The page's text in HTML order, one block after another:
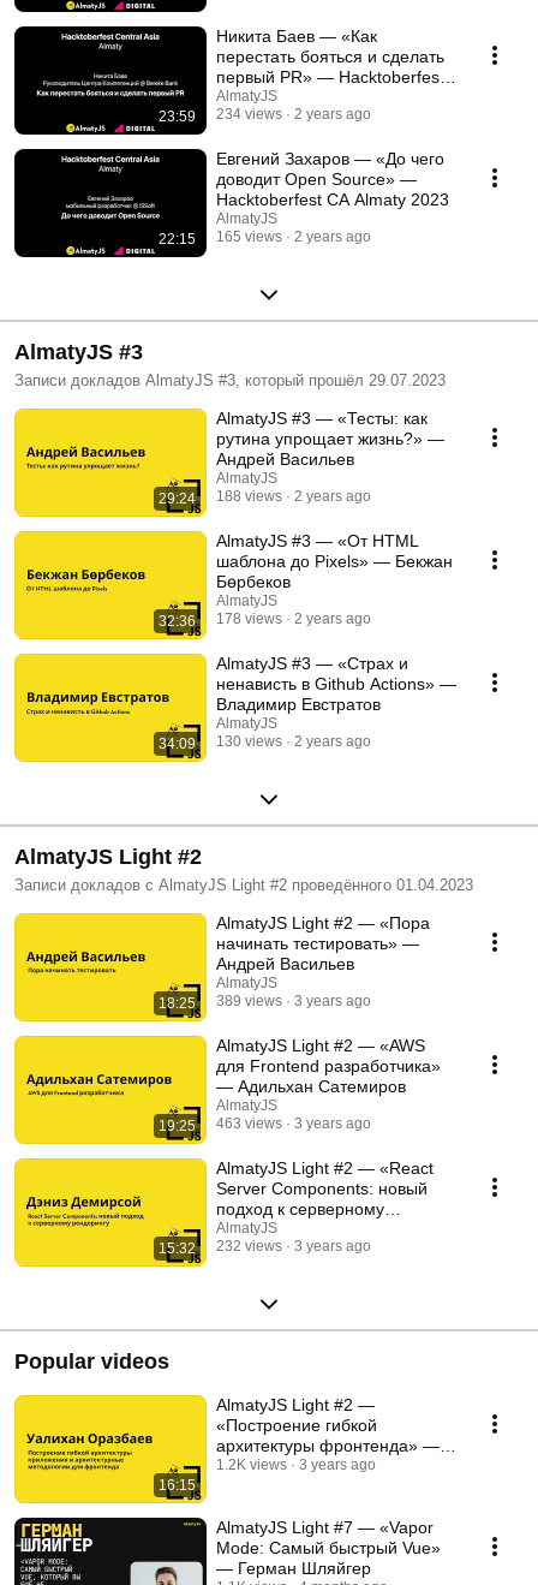
23:59
Никита Баев — «Как
перестать бояться и сделать
первый PR» — Hacktoberfest
CA Almaty 2023
AlmatyJS
234 views
2 years ago
22:15
Евгений Захаров — «До чего
доводит Open Source» —
Hacktoberfest CA Almaty 2023
AlmatyJS
165 views
2 years ago
AlmatyJS #3
Записи докладов AlmatyJS #3, который прошёл 29.07.2023
29:24
AlmatyJS #3 — «Тесты: как
рутина упрощает жизнь?» —
Андрей Васильев
AlmatyJS
188 views
2 years ago
32:36
AlmatyJS #3 — «От HTML
шаблона до Pixels» — Бекжан
Бөрбеков
AlmatyJS
178 views
2 years ago
34:09
AlmatyJS #3 — «Страх и
ненависть в Github Actions» —
Владимир Евстратов
AlmatyJS
130 views
2 years ago
AlmatyJS Light #2
Записи докладов с AlmatyJS Light #2 проведённого 01.04.2023
18:25
AlmatyJS Light #2 — «Пора
начинать тестировать» —
Андрей Васильев
AlmatyJS
389 views
3 years ago
19:25
AlmatyJS Light #2 — «AWS
для Frontend разработчика»
— Адильхан Сатемиров
AlmatyJS
463 views
3 years ago
15:32
AlmatyJS Light #2 — «React
Server Components: новый
подход к серверному
рендерингу» — Дэниз
Демирсой
AlmatyJS
232 views
3 years ago
Popular videos
16:15
AlmatyJS Light #2 —
«Построение гибкой
архитектуры фронтенда» —
Уалихан Оразбаев
1.2K views 3 years ago
AlmatyJS Light #7 — «Vapor
Mode: Самый быстрый Vue»
— Герман Шляйгер